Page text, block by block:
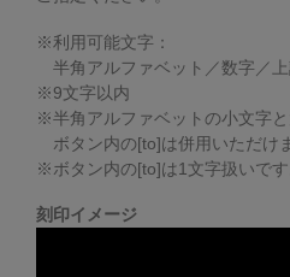
※利用可能文字：
半角アルファベット／数字／
※9文字以内
※半角アルファベットの小文字と
ボタン内の[to]は併用いただけ
※ボタン内の[to]は1文字扱いです
刻印イメージ